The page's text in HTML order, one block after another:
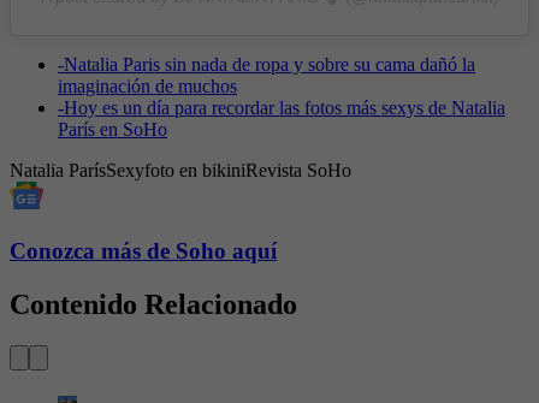
-Natalia Paris sin nada de ropa y sobre su cama dañó la
imaginación de muchos
-Hoy es un día para recordar las fotos más sexys de Natalia
París en SoHo
Natalia ParísSexyfoto en bikiniRevista SoHo
Conozca más de Soho aquí
Contenido Relacionado